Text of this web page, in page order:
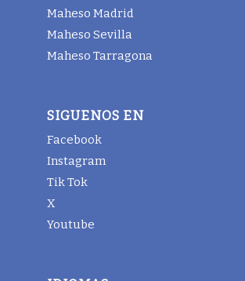
Maheso Madrid
Maheso Sevilla
Maheso Tarragona
SIGUENOS EN
Facebook
Instagram
Tik Tok
X
Youtube